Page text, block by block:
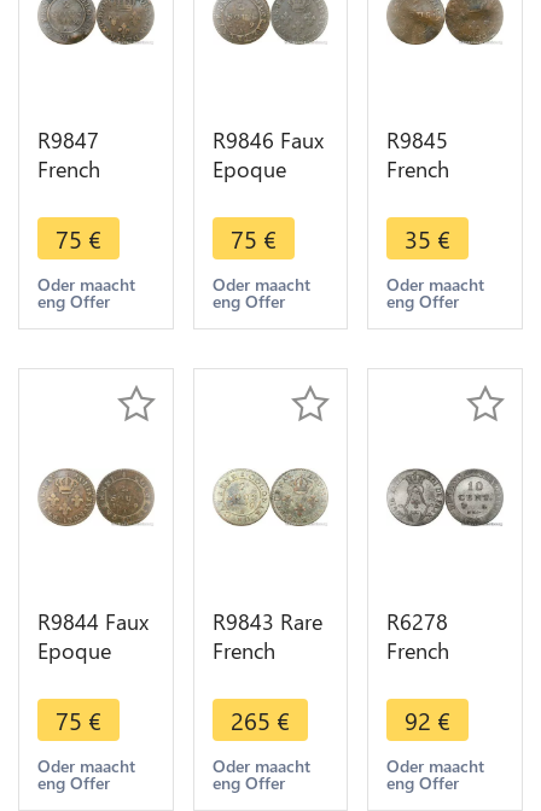
R9847
French
Sous Louis
XVI Colonie
Cayenne
1782 A
Make Offer
75 €
Oder maacht
eng Offer
R9846 Faux
Epoque
Guiana 2
Sous Louis
XVI Colonie
Cayenne
Paris
75 €
Oder maacht
eng Offer
R9845
French
Sous Louis
XVI Colonie
Cayenne
1789 A
Make Offer
35 €
Oder maacht
eng Offer
R9844 Faux
Epoque
Guiana 2
Sous Louis
XVI Colonie
Cayenne
75 €
Oder maacht
eng Offer
R9843 Rare
French
Sous Louis
XVI Colonie
Cayenne
1789 A
265 €
Oder maacht
eng Offer
R6278
French
Guyane 10
Centimes
Louis XVIII
1818 A
92 €
Oder maacht
eng Offer